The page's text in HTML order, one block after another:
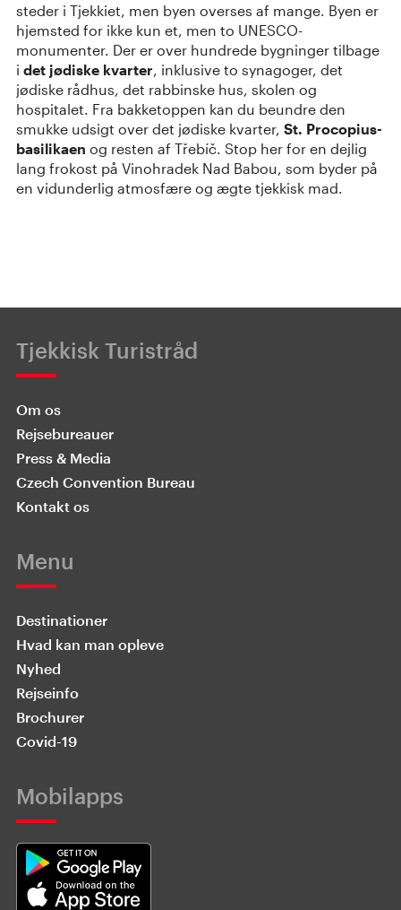
steder i Tjekkiet, men byen overses af mange. Byen er
hjemsted for ikke kun et, men to UNESCO-
monumenter. Der er over hundrede bygninger tilbage
i det jødiske kvarter , inklusive to synagoger, det
jødiske rådhus, det rabbinske hus, skolen og
hospitalet. Fra bakketoppen kan du beundre den
smukke udsigt over det jødiske kvarter, St. Procopius-
basilikaen og resten af Třebíč. Stop her for en dejlig
lang frokost på Vinohradek Nad Babou, som byder på
en vidunderlig atmosfære og ægte tjekkisk mad.
Tjekkisk Turistråd
Om os
Rejsebureauer
Press & Media
Czech Convention Bureau
Kontakt os
Menu
Destinationer
Hvad kan man opleve
Nyhed
Rejseinfo
Brochurer
Covid-19
Mobilapps